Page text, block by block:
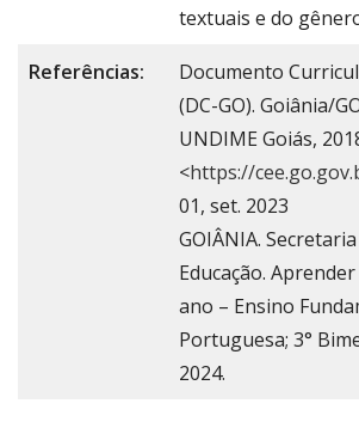
textuais e do
Referências:
Documento
(DC-GO). Goiânia/
UNDIME Goiás,
<https://
01, set. 2023
GOIÂNIA.
Educação.
ano – Ensino
Portuguesa; 3°
2024.